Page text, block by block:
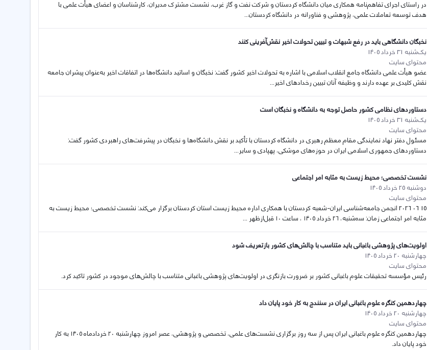
در راستای اجرای تفاهم‌نامه همکاری میان دانشگاه کردستان و شرکت نفت و گاز غرب، نشست مشترک مدیران، کارشناسان و اعضای هیأت علمی با
هدف توسعه تعاملات علمی، پژوهشی و فناورانه در دانشگاه کردستان...
نخبگان دانشگاهی باید در رفع شبهات و تبیین تحولات اخیر نقش‌آفرینی کنند
یک‌شنبه 31 خرداد 1405
محتوای سایت
عضو هیأت علمی دانشگاه جامع انقلاب اسلامی با اشاره به تحولات اخیر کشور گفت: نخبگان و اساتید دانشگاه‌ها در اتفاقات اخیر به‌عنوان پیشران جامعه
نقش کلیدی بر عهده دارند و وظیفه آنان تبیین رخدادهای اخیر...
دستاوردهای نظامی کشور حاصل توجه به دانشگاه و نخبگان است
یک‌شنبه 31 خرداد 1405
محتوای سایت
مسئول دفتر نهاد نمایندگی مقام معظم رهبری در دانشگاه کردستان با تأکید بر نقش دانشگاه‌ها و نخبگان در پیشرفت‌های راهبردی کشور گفت:
دستاوردهای جمهوری اسلامی ایران در حوزه‌های موشکی، پهپادی و سایر...
نشست تخصصی؛ محیط زیست به مثابه امر اجتماعی
دوشنبه 25 خرداد 1405
محتوای سایت
15 06 2026 انجمن جامعه‌شناسی ایران-شعبه کردستان با ‌همکاری اداره محیط زیست استان کردستان برگزار می‌کند: نشست تخصصی؛ محیط زیست به
مثابه امر اجتماعی زمان: سەشنبه، ۲۶ خرداد ١٤٠٥ ، ساعت ١٠ قبل‌ازظهر ...
اولویت‌های پژوهشی باغبانی باید متناسب با چالش‌های کشور بازتعریف شود
چهارشنبه 20 خرداد 1405
محتوای سایت
رئیس مؤسسه تحقیقات علوم باغبانی کشور بر ضرورت بازنگری در اولویت‌های پژوهشی باغبانی متناسب با چالش‌های موجود در کشور تاکید کرد.
چهاردهمین کنگره علوم باغبانی ایران در سنندج به کار خود پایان داد
چهارشنبه 20 خرداد 1405
محتوای سایت
چهاردهمین کنگره علوم باغبانی ایران پس از سه روز برگزاری نشست‌های علمی، تخصصی و پژوهشی، عصر امروز چهارشنبه ۲۰ خردادماه ۱۴۰۵ به کار
خود پایان داد.